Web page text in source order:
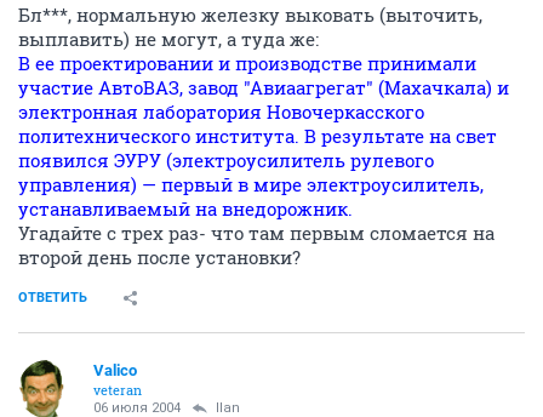
Бл***, нормальную железку выковать (выточить,
выплавить) не могут, а туда же:
В ее проектировании и производстве принимали
участие АвтоВАЗ, завод "Авиаагрегат" (Махачкала) и
электронная лаборатория Новочеркасского
политехнического института. В результате на свет
появился ЭУРУ (электроусилитель рулевого
управления) — первый в мире электроусилитель,
устанавливаемый на внедорожник.
Угадайте с трех раз- что там первым сломается на
второй день после установки?
ОТВЕТИТЬ
Valico
veteran
06 июля 2004 Ilan